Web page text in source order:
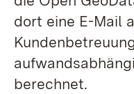
dort eine E-Mail
berechnet.